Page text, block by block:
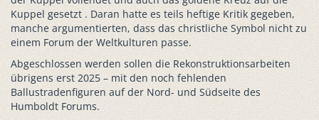
Kuppel gesetzt . Daran hatte es teils heftige Kritik gegeben,
manche argumentierten, dass das christliche Symbol nicht zu
einem Forum der Weltkulturen passe.
Abgeschlossen werden sollen die Rekonstruktionsarbeiten
übrigens erst 2025 – mit den noch fehlenden
Ballustradenfiguren auf der Nord- und Südseite des
Humboldt Forums.